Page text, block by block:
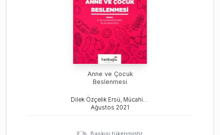
Anne ve Çocuk
Beslenmesi
Dilek Özçelik Ersü, Mücahit Muslu
Ağustos 2021
Baskısı tükenmiştir.